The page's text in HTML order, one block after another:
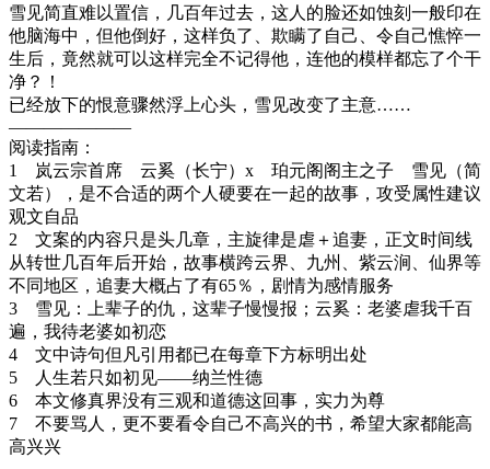
雪见简直难以置信，几百年过去，这人的脸还如蚀刻一般印在
他脑海中，但他倒好，这样负了、欺瞒了自己、令自己憔悴一
生后，竟然就可以这样完全不记得他，连他的模样都忘了个干
净？！
已经放下的恨意骤然浮上心头，雪见改变了主意……
———————
阅读指南：
1 岚云宗首席 云奚（长宁）x 珀元阁阁主之子 雪见（简
文若），是不合适的两个人硬要在一起的故事，攻受属性建议
观文自品
2 文案的内容只是头几章，主旋律是虐＋追妻，正文时间线
从转世几百年后开始，故事横跨云界、九州、紫云涧、仙界等
不同地区，追妻大概占了有65％，剧情为感情服务
3 雪见：上辈子的仇，这辈子慢慢报；云奚：老婆虐我千百
遍，我待老婆如初恋
4 文中诗句但凡引用都已在每章下方标明出处
5 人生若只如初见——纳兰性德
6 本文修真界没有三观和道德这回事，实力为尊
7 不要骂人，更不要看令自己不高兴的书，希望大家都能高
高兴兴